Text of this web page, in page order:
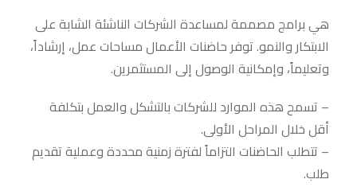
هي برامج مصممة لمساعدة الشركات الناشئة الشابة على
الابتكار والنمو. توفر حاضنات الأعمال مساحات عمل، إرشاداً،
وتعليماً، وإمكانية الوصول إلى المستثمرين.
– تسمح هذه الموارد للشركات بالتشكل والعمل بتكلفة
أقل خلال المراحل الأولى.
– تتطلب الحاضنات التزاماً لفترة زمنية محددة وعملية تقديم
طلب.